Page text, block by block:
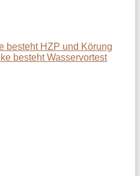
besteht HZP und Körung
besteht Wasservortest